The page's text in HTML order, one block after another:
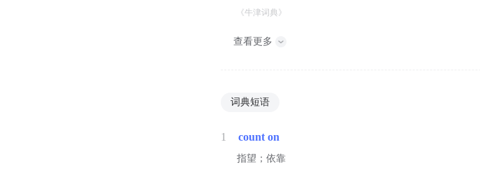
《牛津词典》
查看更多
词典短语
1 count on
指望；依靠